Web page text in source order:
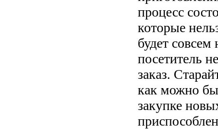
процесс
которые
будет
посетитель
заказ.
как можно
закупке